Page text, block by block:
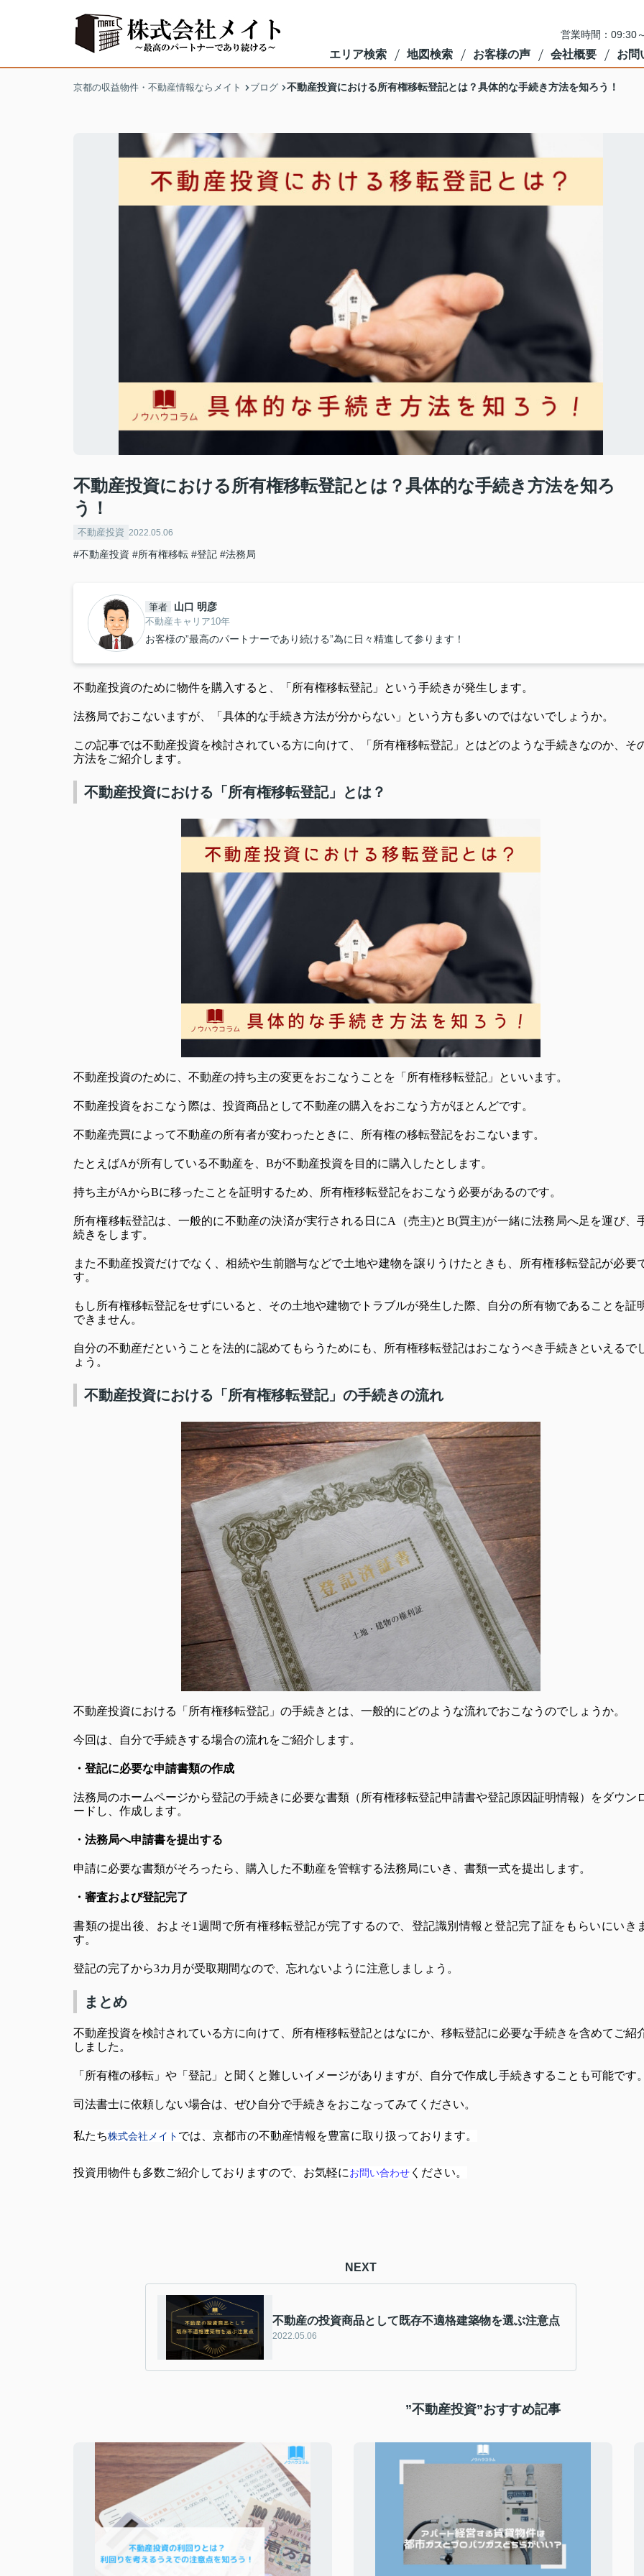
営業時間：09:30
エリア検索 地図検索 お客様の声 会社概要 お問
京都の収益物件・不動産情報ならメイト ブログ 不動産投資における所有権移転登記とは？具体的な手続き方法を知ろう！
不動産投資における所有権移転登記とは？具体的な手続き方法を知ろ
う！
不動産投資 2022.05.06
#不動産投資 #所有権移転 #登記 #法務局
筆者 山口 明彦
不動産キャリア10年
お客様の”最高のパートナーであり続ける”為に日々精進して参ります！
不動産投資のために物件を購入すると、「所有権移転登記」という手続きが発生します。
法務局でおこないますが、「具体的な手続き方法が分からない」という方も多いのではないでしょうか。
この記事では不動産投資を検討されている方に向けて、「所有権移転登記」とはどのような手続きなのか、そ
方法をご紹介します。
不動産投資における「所有権移転登記」とは？
不動産投資のために、不動産の持ち主の変更をおこなうことを「所有権移転登記」といいます。
不動産投資をおこなう際は、投資商品として不動産の購入をおこなう方がほとんどです。
不動産売買によって不動産の所有者が変わったときに、所有権の移転登記をおこないます。
たとえばAが所有している不動産を、Bが不動産投資を目的に購入したとします。
持ち主がAからBに移ったことを証明するため、所有権移転登記をおこなう必要があるのです。
所有権移転登記は、一般的に不動産の決済が実行される日にA（売主)とB(買主)が一緒に法務局へ足を運び、
続きをします。
また不動産投資だけでなく、相続や生前贈与などで土地や建物を譲りうけたときも、所有権移転登記が必要
す。
もし所有権移転登記をせずにいると、その土地や建物でトラブルが発生した際、自分の所有物であることを証
できません。
自分の不動産だということを法的に認めてもらうためにも、所有権移転登記はおこなうべき手続きといえるで
ょう。
不動産投資における「所有権移転登記」の手続きの流れ
不動産投資における「所有権移転登記」の手続きとは、一般的にどのような流れでおこなうのでしょうか。
今回は、自分で手続きする場合の流れをご紹介します。
・登記に必要な申請書類の作成
法務局のホームページから登記の手続きに必要な書類（所有権移転登記申請書や登記原因証明情報）をダウン
ードし、作成します。
・法務局へ申請書を提出する
申請に必要な書類がそろったら、購入した不動産を管轄する法務局にいき、書類一式を提出します。
・審査および登記完了
書類の提出後、およそ1週間で所有権移転登記が完了するので、登記識別情報と登記完了証をもらいにいき
す。
登記の完了から3カ月が受取期間なので、忘れないように注意しましょう。
まとめ
不動産投資を検討されている方に向けて、所有権移転登記とはなにか、移転登記に必要な手続きを含めてご紹
しました。
「所有権の移転」や「登記」と聞くと難しいイメージがありますが、自分で作成し手続きすることも可能です
司法書士に依頼しない場合は、ぜひ自分で手続きをおこなってみてください。
私たち株式会社メイト では、京都市の不動産情報を豊富に取り扱っております。
投資用物件も多数ご紹介しておりますので、お気軽にお問い合わせ ください。
NEXT
不動産の投資商品として既存不適格建築物を選ぶ注意点
2022.05.06
”不動産投資”おすすめ記事